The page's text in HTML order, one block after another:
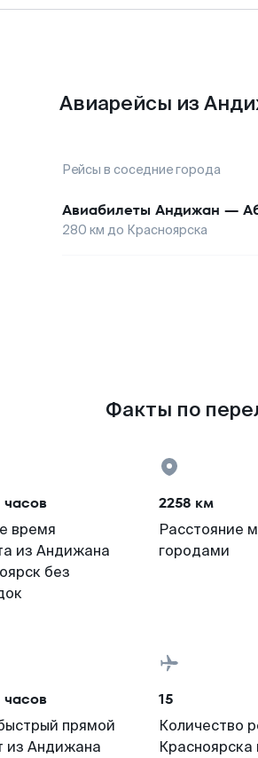
Авиарейсы из
Рейсы в соседние города
Авиабилеты Андижан —
280 км до Красноярска
Факты по
время
из Андижана
без
2258 км
Расстояние
городами
прямой
из Андижана
15
Количество